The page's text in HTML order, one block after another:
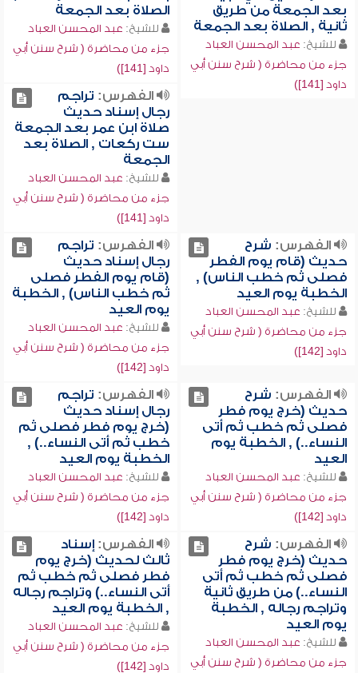
بعد الجمعة من طريق
ثانية , الصلاة بعد الجمعة
للشيخ: عبد المحسن العباد
جزء من محاضرة ( شرح سنن أبي
داود [141])
الصلاة بعد الجمعة
للشيخ: عبد المحسن العباد
جزء من محاضرة ( شرح سنن أبي
داود [141])
الفهرس: تراجم
رجال إسناد حديث
صلاة ابن عمر بعد الجمعة
ست ركعات , الصلاة بعد
الجمعة
للشيخ: عبد المحسن العباد
جزء من محاضرة ( شرح سنن أبي
داود [141])
الفهرس: شرح
حديث (قام يوم الفطر
فصلى ثم خطب الناس) ,
الخطبة يوم العيد
للشيخ: عبد المحسن العباد
جزء من محاضرة ( شرح سنن أبي
داود [142])
الفهرس: تراجم
رجال إسناد حديث
(قام يوم الفطر فصلى
ثم خطب الناس) , الخطبة
يوم العيد
للشيخ: عبد المحسن العباد
جزء من محاضرة ( شرح سنن أبي
داود [142])
الفهرس: شرح
حديث (خرج يوم فطر
فصلى ثم خطب ثم أتى
النساء..) , الخطبة يوم
العيد
للشيخ: عبد المحسن العباد
جزء من محاضرة ( شرح سنن أبي
داود [142])
الفهرس: تراجم
رجال إسناد حديث
(خرج يوم فطر فصلى ثم
خطب ثم أتى النساء..) ,
الخطبة يوم العيد
للشيخ: عبد المحسن العباد
جزء من محاضرة ( شرح سنن أبي
داود [142])
الفهرس: شرح
حديث (خرج يوم فطر
فصلى ثم خطب ثم أتى
النساء..) من طريق ثانية
وتراجم رجاله , الخطبة
يوم العيد
للشيخ: عبد المحسن العباد
جزء من محاضرة ( شرح سنن أبي
الفهرس:إسناد
ثالث لحديث (خرج يوم
فطر فصلى ثم خطب ثم
أتى النساء..) وتراجم رجاله
, الخطبة يوم العيد
للشيخ: عبد المحسن العباد
جزء من محاضرة ( شرح سنن أبي
داود [142])